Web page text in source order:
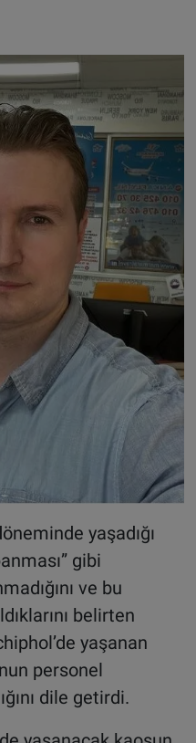
yaşadığı
gibi
ve bu
belirten
yaşanan
personel
dile getirdi.